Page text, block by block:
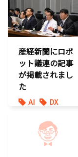
経済政策
産経新聞にロボ
ット議連の記事
が掲載されまし
た
AI
DX
製造業